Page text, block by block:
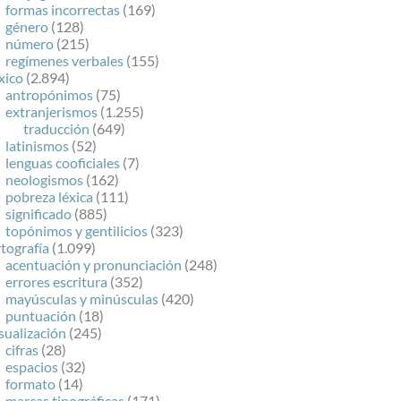
formas incorrectas (169)
género (128)
número (215)
regímenes verbales (155)
(2.894)
antropónimos (75)
extranjerismos (1.255)
traducción (649)
latinismos (52)
lenguas cooficiales (7)
neologismos (162)
pobreza léxica (111)
significado (885)
topónimos y gentilicios (323)
(1.099)
acentuación y pronunciación (248)
errores escritura (352)
mayúsculas y minúsculas (420)
puntuación (18)
(245)
cifras (28)
espacios (32)
formato (14)